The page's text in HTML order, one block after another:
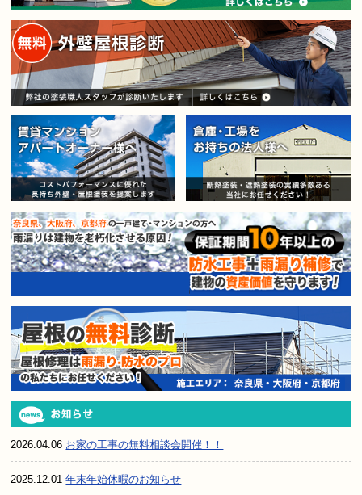
賃貸マンション・アパートオー
2026.04.06 お家の工事の無料相談会開催！！
2025.12.01年末年始休暇のお知らせ